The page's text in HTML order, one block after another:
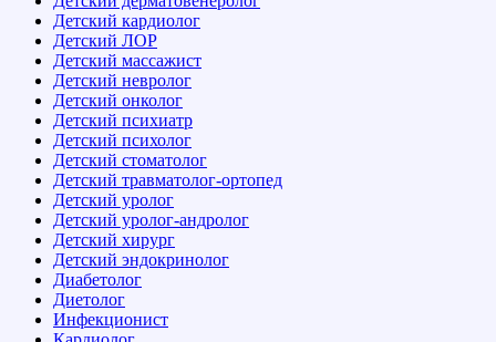
Детский кардиолог
Детский ЛОР
Детский массажист
Детский невролог
Детский онколог
Детский психиатр
Детский психолог
Детский стоматолог
Детский травматолог-ортопед
Детский уролог
Детский уролог-андролог
Детский хирург
Детский эндокринолог
Диабетолог
Диетолог
Инфекционист